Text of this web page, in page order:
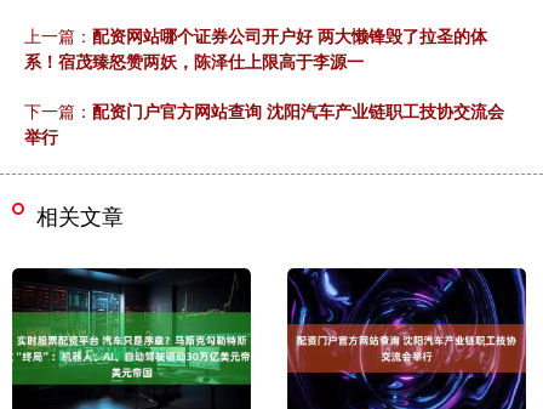
上一篇： 配资网站哪个证券公司开户好 两大懒锋毁了拉圣的体
系！宿茂臻怒赞两妖，陈泽仕上限高于李源一
下一篇： 配资门户官方网站查询 沈阳汽车产业链职工技协交流会
举行
相关文章